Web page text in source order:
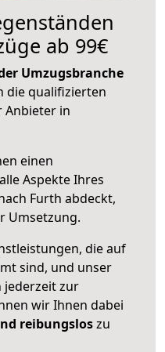
ab 99€
Umzugsbranche
die qualifizierten
Anbieter in
einen
Aspekte Ihres
Furth abdeckt,
Umsetzung.
die auf
sind, und unser
jederzeit zur
wir Ihnen dabei
reibungsloszu